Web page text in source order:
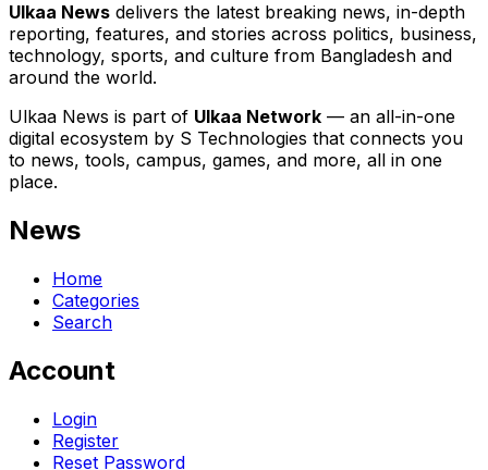
Ulkaa News delivers the latest breaking news, in-depth
reporting, features, and stories across politics, business,
technology, sports, and culture from Bangladesh and
around the world.
Ulkaa News is part of Ulkaa Network — an all-in-one
digital ecosystem by S Technologies that connects you
to news, tools, campus, games, and more, all in one
place.
News
Home
Categories
Search
Account
Login
Register
Reset Password